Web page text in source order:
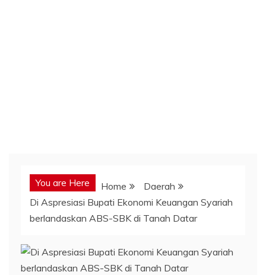
You are Here Home
Daerah
Di Aspresiasi Bupati Ekonomi Keuangan Syariah
berlandaskan ABS-SBK di Tanah Datar